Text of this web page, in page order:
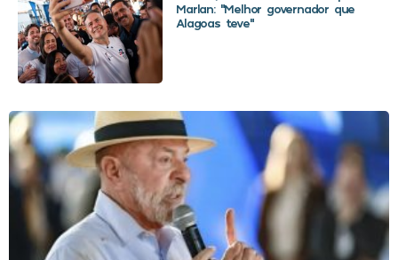
Marlan: “Melhor governador que
Alagoas teve”